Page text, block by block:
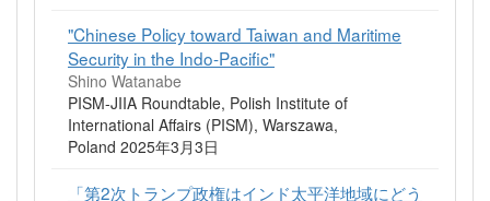
"Chinese Policy toward Taiwan and Maritime
Security in the Indo-Pacific"
Shino Watanabe
PISM-JIIA Roundtable, Polish Institute of
International Affairs (PISM), Warszawa,
Poland 2025年3月3日
「第2次トランプ政権はインド太平洋地域にどう